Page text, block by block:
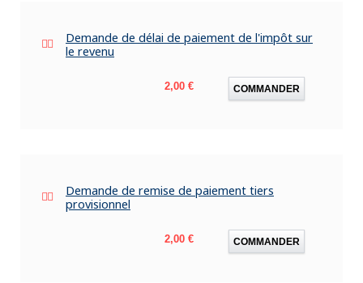
Demande de délai de paiement de l'impôt sur
le revenu
Prix
2,00 € COMMANDER
Demande de remise de paiement tiers
provisionnel
Prix
2,00 € COMMANDER